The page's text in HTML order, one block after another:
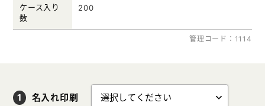
ケース入り
数
200
管理コード：1114
名入れ印刷